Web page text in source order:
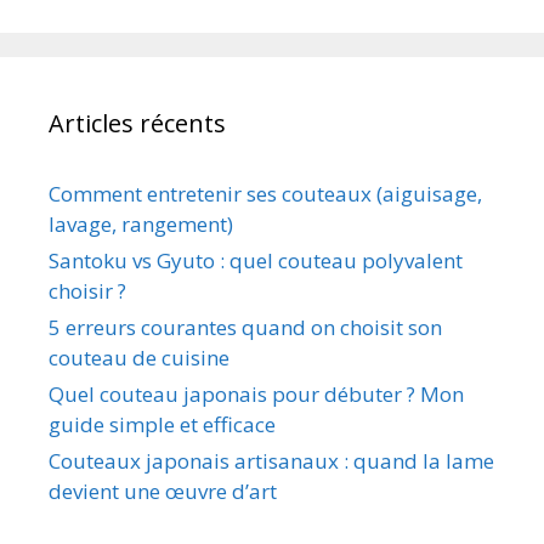
Articles récents
Comment entretenir ses couteaux (aiguisage,
lavage, rangement)
Santoku vs Gyuto : quel couteau polyvalent
choisir ?
5 erreurs courantes quand on choisit son
couteau de cuisine
Quel couteau japonais pour débuter ? Mon
guide simple et efficace
Couteaux japonais artisanaux : quand la lame
devient une œuvre d’art